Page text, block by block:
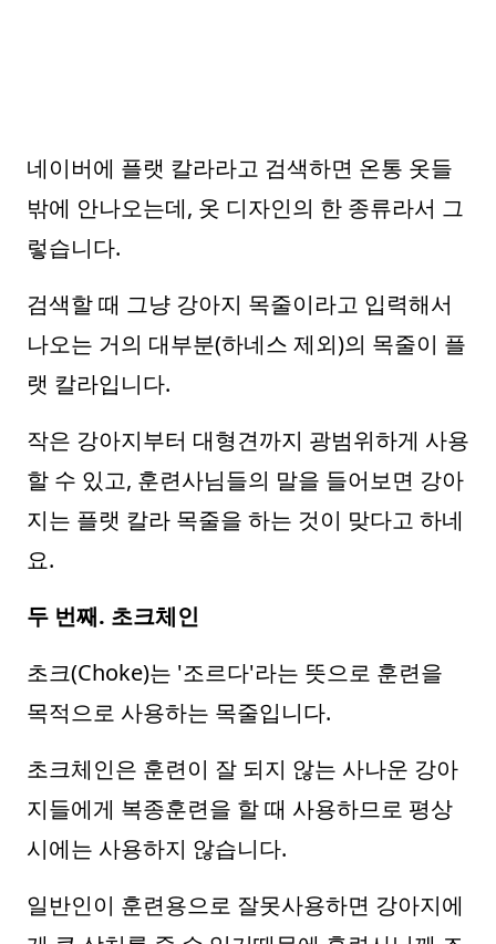
네이버에 플랫 칼라라고 검색하면 온통 옷들
밖에 안나오는데, 옷 디자인의 한 종류라서 그
렇습니다.
검색할 때 그냥 강아지 목줄이라고 입력해서
나오는 거의 대부분(하네스 제외)의 목줄이 플
랫 칼라입니다.
작은 강아지부터 대형견까지 광범위하게 사용
할 수 있고, 훈련사님들의 말을 들어보면 강아
지는 플랫 칼라 목줄을 하는 것이 맞다고 하네
요.
두 번째. 초크체인
초크(Choke)는 '조르다'라는 뜻으로 훈련을
목적으로 사용하는 목줄입니다.
초크체인은 훈련이 잘 되지 않는 사나운 강아
지들에게 복종훈련을 할 때 사용하므로 평상
시에는 사용하지 않습니다.
일반인이 훈련용으로 잘못사용하면 강아지에